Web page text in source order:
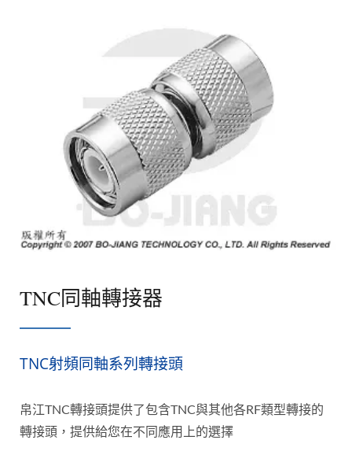
TNC同軸轉接器
TNC射頻同軸系列轉接頭
帛江TNC轉接頭提供了包含TNC與其他各RF類型轉接的
轉接頭，提供給您在不同應用上的選擇